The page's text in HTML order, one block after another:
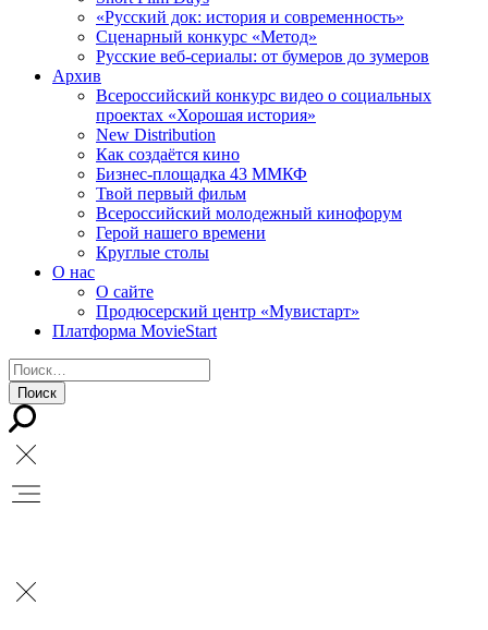
«Русский док: история и современность»
Сценарный конкурс «Метод»
Русские веб-сериалы: от бумеров до зумеров
Архив
Всероссийский конкурс видео о социальных
проектах «Хорошая история»
New Distribution
Как создаётся кино
Бизнес-площадка 43 ММКФ
Твой первый фильм
Всероссийский молодежный кинофорум
Герой нашего времени
Круглые столы
О нас
О сайте
Продюсерский центр «Мувистарт»
Платформа MovieStart